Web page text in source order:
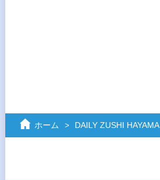
ホーム DAILY ZUSHI HAYAMA